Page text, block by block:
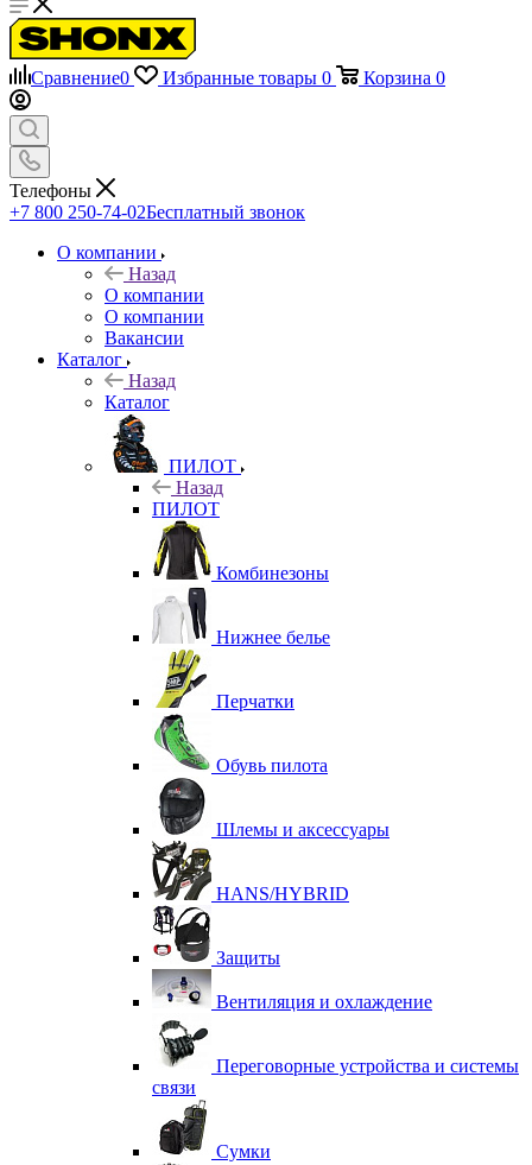
Сравнение0 Избранные товары 0 Корзина 0
Телефоны
+7 800 250-74-02Бесплатный звонок
О компании
Назад
О компании
О компании
Вакансии
Каталог
Назад
Каталог
ПИЛОТ
Назад
ПИЛОТ
Комбинезоны
Нижнее белье
Перчатки
Обувь пилота
Шлемы и аксессуары
HANS/HYBRID
Защиты
Вентиляция и охлаждение
Переговорные устройства и системы
связи
Сумки